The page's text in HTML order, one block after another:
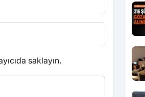
saklayın.